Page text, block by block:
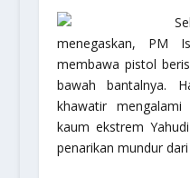
menegaskan, PM
membawa pistol
bawah bantalnya.
khawatir
kaum ekstrem
penarikan mundur